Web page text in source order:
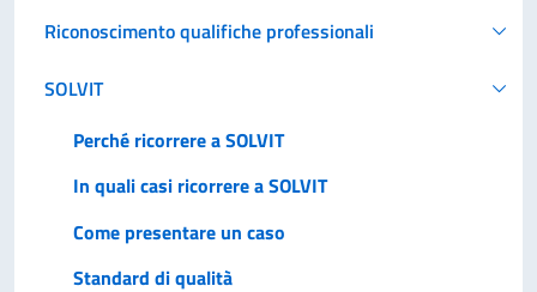
Riconoscimento qualifiche professionali
SOLVIT
Perché ricorrere a SOLVIT
In quali casi ricorrere a SOLVIT
Come presentare un caso
Standard di qualità